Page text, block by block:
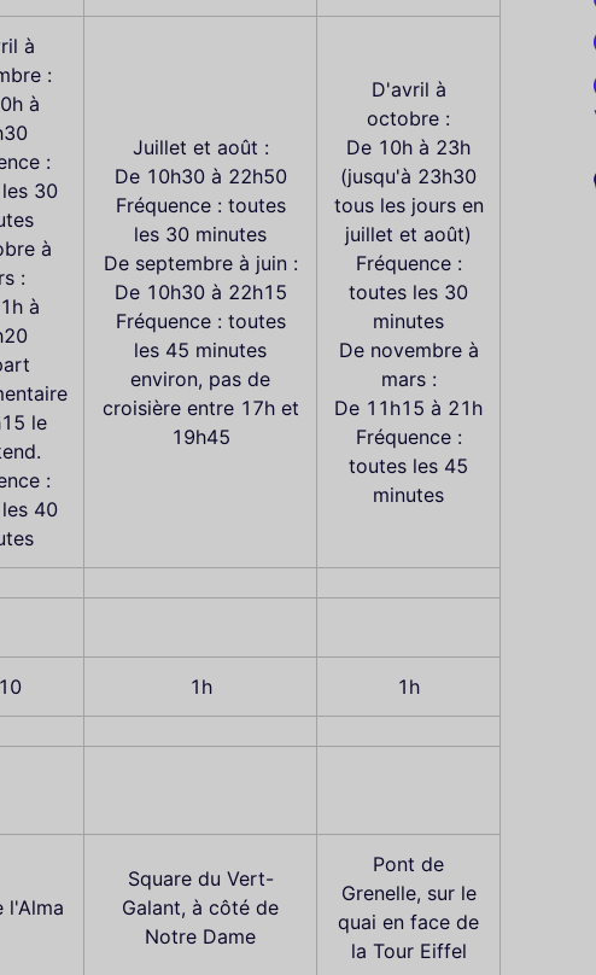
à
:
à
:
30
à
:
à
le
:
40
Juillet et août :
De 10h30 à 22h50
Fréquence : toutes
les 30 minutes
De septembre à juin :
De 10h30 à 22h15
Fréquence : toutes
les 45 minutes
environ, pas de
croisière entre 17h et
19h45
D'avril à
octobre :
De 10h à 23h
(jusqu'à 23h30
tous les jours en
juillet et août)
Fréquence :
toutes les 30
minutes
De novembre à
mars :
De 11h15 à 21h
Fréquence :
toutes les 45
minutes
1h 1h
l'Alma
Square du Vert-
Galant, à côté de
Notre Dame
Pont de
Grenelle, sur le
quai en face de
la Tour Eiffel